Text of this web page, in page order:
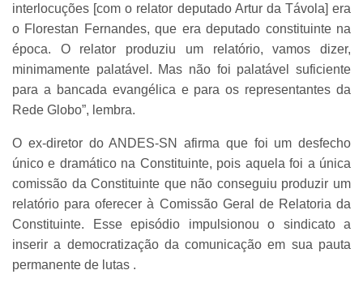
interlocuções [com o relator deputado Artur da Távola] era
o Florestan Fernandes, que era deputado constituinte na
época. O relator produziu um relatório, vamos dizer,
minimamente palatável. Mas não foi palatável suficiente
para a bancada evangélica e para os representantes da
Rede Globo”, lembra.
O ex-diretor do ANDES-SN afirma que foi um desfecho
único e dramático na Constituinte, pois aquela foi a única
comissão da Constituinte que não conseguiu produzir um
relatório para oferecer à Comissão Geral de Relatoria da
Constituinte. Esse episódio impulsionou o sindicato a
inserir a democratização da comunicação em sua pauta
permanente de lutas .